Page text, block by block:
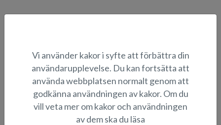
Silver Eagle BRX -båtpaket
Silver Seahawk BRX -
båtpaket
Vi använder kakor i syfte att förbättra din
användarupplevelse. Du kan fortsätta att
använda webbplatsen normalt genom att
godkänna användningen av kakor. Om du
vill veta mer om kakor och användningen
av dem ska du läsa